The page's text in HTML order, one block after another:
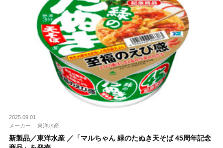
2025.09.01
メーカー
東洋水産
新製品／東洋水産 ／「マルちゃん 緑のたぬき天そば 45周年記念